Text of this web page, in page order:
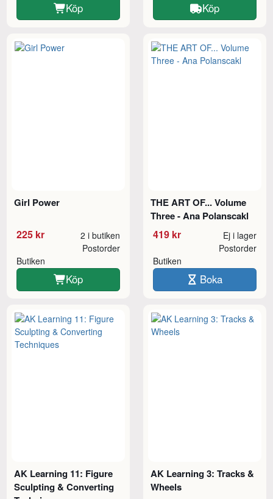
Köp Köp
Girl Power
225 kr 2 i butiken
Butiken
Postorder
Köp
THE ART OF... Volume
Three - Ana Polanscakl
419 kr Ej i lager
Butiken
Postorder
Boka
AK Learning 11: Figure
Sculpting & Converting
AK Learning 3: Tracks &
Wheels